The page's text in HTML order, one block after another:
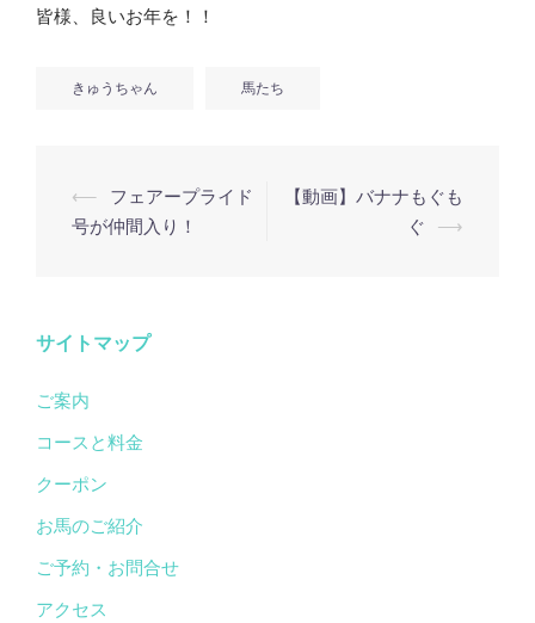
皆様、良いお年を！！
きゅうちゃん 馬たち
投
稿
ゲ
シ
ョ
ン
⟵
フェアープライド
号が仲間入り！
【動画】バナナもぐも
ぐ
⟶
サイトマップ
ご案内
コースと料金
クーポン
お馬のご紹介
ご予約・お問合せ
アクセス